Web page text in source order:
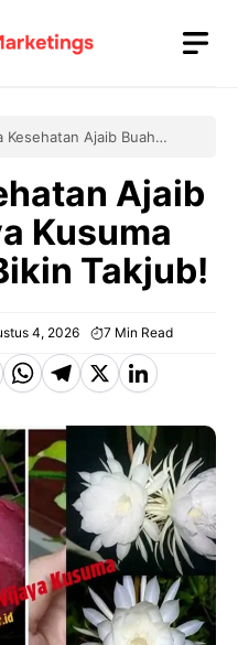
Kesehatan Ajaib Buah
Ajaib
Kusuma
Takjub!
4, 2026 7 Min Read
W
a
t
s
A
p
p
T
e
g
r
a
m
X Li
k
e
d
In